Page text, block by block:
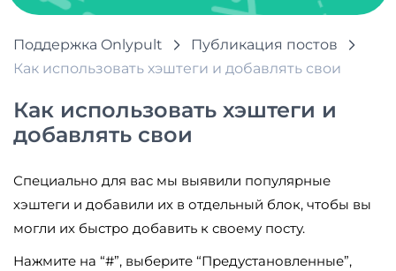
Поддержка Onlypult
Публикация постов
Как использовать хэштеги и добавлять свои
Как использовать хэштеги и
добавлять свои
Специально для вас мы выявили популярные
хэштеги и добавили их в отдельный блок, чтобы вы
могли их быстро добавить к своему посту.
Нажмите на “#”, выберите “Предустановленные”,